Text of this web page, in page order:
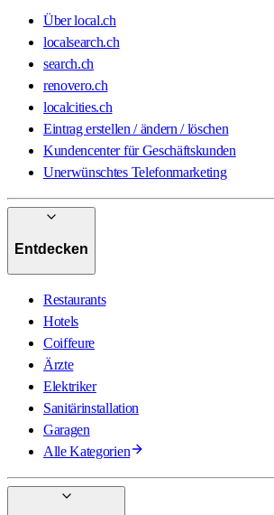
Über local.ch
localsearch.ch
search.ch
renovero.ch
localcities.ch
Eintrag erstellen / ändern / löschen
Kundencenter für Geschäftskunden
Unerwünschtes Telefonmarketing
Entdecken
Restaurants
Hotels
Coiffeure
Ärzte
Elektriker
Sanitärinstallation
Garagen
Alle Kategorien